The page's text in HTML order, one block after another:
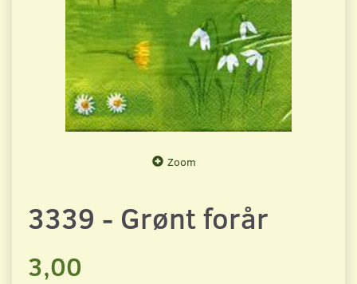
Zoom
3339 - Grønt forår
3,00